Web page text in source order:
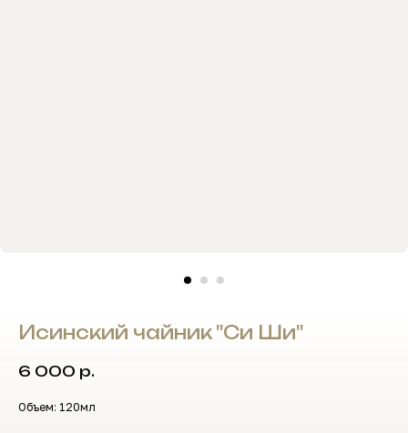
Исинский чайник "Си Ши"
6 000 р.
Объем: 120мл